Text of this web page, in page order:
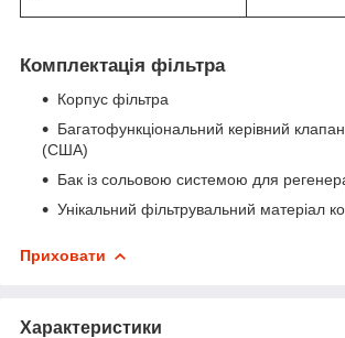
Комплектація фільтра
Корпус фільтра
Багатофункціональний керівний
(США)
Бак із сольовою системою для
Унікальний фільтрувальний матеріал
Приховати
Характеристики